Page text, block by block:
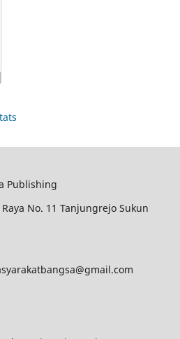
Publishing
No. 11 Tanjungrejo Sukun